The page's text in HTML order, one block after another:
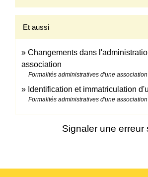
Et aussi
Changements dans
association
Formalités administratives d'une association
Identification et immatriculation
Formalités administratives d'une association
Signaler une erreur